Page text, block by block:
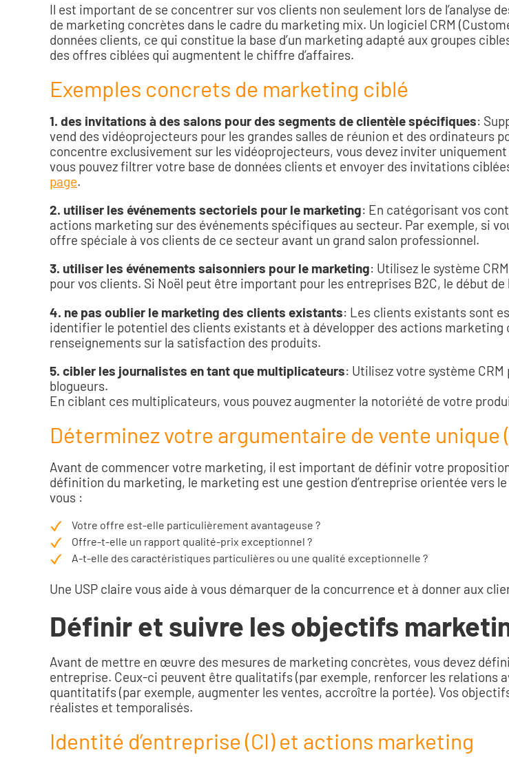
Il est important de se concentrer sur vos clients non seulement lors de l’analyse
de marketing concrètes dans le cadre du marketing mix. Un logiciel CRM
données clients, ce qui constitue la base d’un marketing adapté aux groupes
des offres ciblées qui augmentent le chiffre d’affaires.
Exemples concrets de marketing ciblé
1. des invitations à des salons pour des segments de clientèle spécifiques:
vend des vidéoprojecteurs pour les grandes salles de réunion et des ordinateurs
concentre exclusivement sur les vidéoprojecteurs, vous devez inviter uniquement
vous pouvez filtrer votre base de données clients et envoyer des invitations
page.
2. utiliser les événements sectoriels pour le marketing: En catégorisant vos
actions marketing sur des événements spécifiques au secteur. Par exemple, si
offre spéciale à vos clients de ce secteur avant un grand salon professionnel.
3. utiliser les événements saisonniers pour le marketing: Utilisez le système
pour vos clients. Si Noël peut être important pour les entreprises B2C, le début
4. ne pas oublier le marketing des clients existants: Les clients existants sont
identifier le potentiel des clients existants et à développer des actions marketing
renseignements sur la satisfaction des produits.
5. cibler les journalistes en tant que multiplicateurs: Utilisez votre système
blogueurs.
En ciblant ces multiplicateurs, vous pouvez augmenter la notoriété de votre
Déterminez votre argumentaire de vente unique
Avant de commencer votre marketing, il est important de définir votre
définition du marketing, le marketing est une gestion d’entreprise orientée vers
vous :
Votre offre est-elle particulièrement avantageuse ?
Offre-t-elle un rapport qualité-prix exceptionnel ?
A-t-elle des caractéristiques particulières ou une qualité exceptionnelle ?
Une USP claire vous aide à vous démarquer de la concurrence et à donner aux
Définir et suivre les objectifs
Avant de mettre en œuvre des mesures de marketing concrètes, vous devez
entreprise. Ceux-ci peuvent être qualitatifs (par exemple, renforcer les relations
quantitatifs (par exemple, augmenter les ventes, accroître la portée). Vos
réalistes et temporalisés.
Identité d’entreprise (CI) et actions marketing